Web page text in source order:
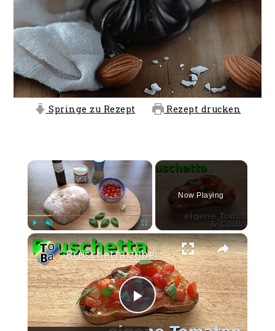
Springe zu Rezept Rezept drucken
×
PlayUnmute Fullscreen
Now Playing
×
Play
Bruschetta zubereiten